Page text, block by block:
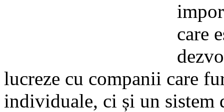
care
lucreze cu companii care
individuale, ci și un sistem